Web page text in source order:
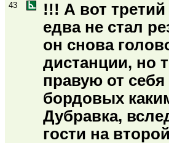
43
!!! А вот
едва не стал
он снова
дистанции, но
правую от себя
бордовых
Дубравка,
гости на